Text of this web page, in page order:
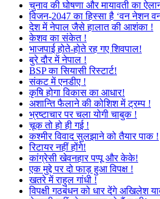
चुनाव की घोषणा और मायावती का
विजन-2047 का हिस्सा है ‘वन नेशन
देश में नेपाल जैसे हालात की आशंका !
केशव का संकेत !
भाजपाई होते-होते रह गए शिवपाल!
बुरे दौर में नेपाल !
BSP का सियासी रिस्टार्ट!
संकट में एनडीए !
कृषि होगा विकास का आधार!
अशान्ति फैलाने की कोशिश में ट्रम्प !
भ्रष्टाचार पर चला योगी चाबुक !
चूक तो हो ही गई !
कश्मीर विवाद सुलझाने को तैयार पाक !
रिटायर नहीं होंगे!
कांग्रेसी खेवनहार पप्पू और केके!
एक मुद्दे पर दो फाड़ हुआ विपक्ष !
खतरे में राहुल गांधी !
विपक्षी गठबंधन को धार देंगे अखिलेश